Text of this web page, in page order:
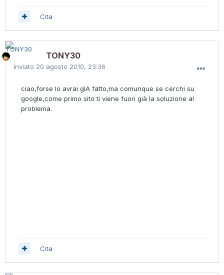
Cita
TONY30
Inviato 20 agosto 2010, 23:36
ciao,forse lo avrai gIA fatto,ma comunque se cerchi su
google,come primo sito ti viene fuori già la soluzione al
problema.
Cita